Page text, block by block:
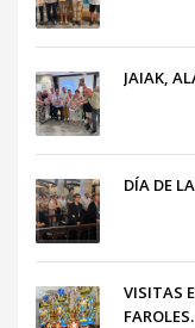
JAIAK,
DÍA DE
VISITAS
FAROLES.